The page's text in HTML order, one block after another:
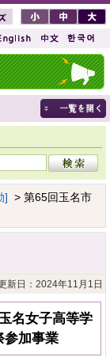
] > 第65回玉名市
新日：2024年11月1日
名女子高等学
参加事業